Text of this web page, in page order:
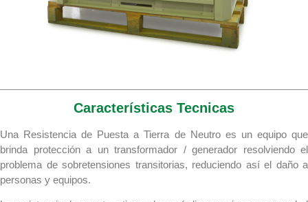
Características Tecnicas
Una Resistencia de Puesta a Tierra de Neutro es un equipo que
brinda protección a un transformador / generador resolviendo el
problema de sobretensiones transitorias, reduciendo así el daño a
personas y equipos.